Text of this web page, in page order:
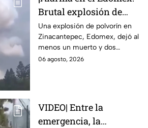
Brutal explosión de
polvorín en Santa
María del Monte,
Zinacantepec; reportan
al menos un muerto y
Una explosión de polvorín en
Zinacantepec, Edomex, dejó al
menos un muerto y dos
heridos; autoridades atiende la
06 agosto, 2026
VIDEO| Entre la
emergencia, la